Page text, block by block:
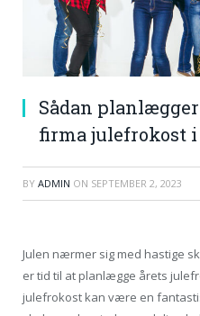
Sådan
firma julefrokost
BY ADMIN ON SEPTEMBER 2, 2023
Julen nærmer sig med hastige
er tid til at planlægge årets
julefrokost kan være en